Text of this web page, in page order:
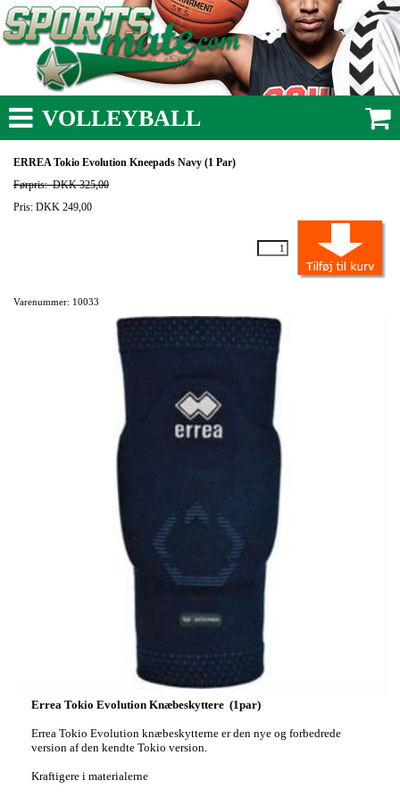
VOLLEYBALL
ERREA Tokio Evolution Kneepads Navy (1 Par)
Førpris:DKK 325,00
Pris: DKK 249,00
Varenummer: 10033
Errea Tokio Evolution Knæbeskyttere (1par)
Errea Tokio Evolution knæbeskytterne er den nye og forbedrede
version af den kendte Tokio version.
Kraftigere i materialerne